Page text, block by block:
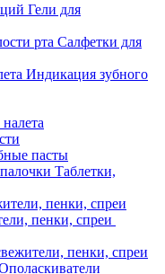
Гели для
Салфетки для
Индикация зубного
пасты
Таблетки,
пенки, спреи
пенки, спреи